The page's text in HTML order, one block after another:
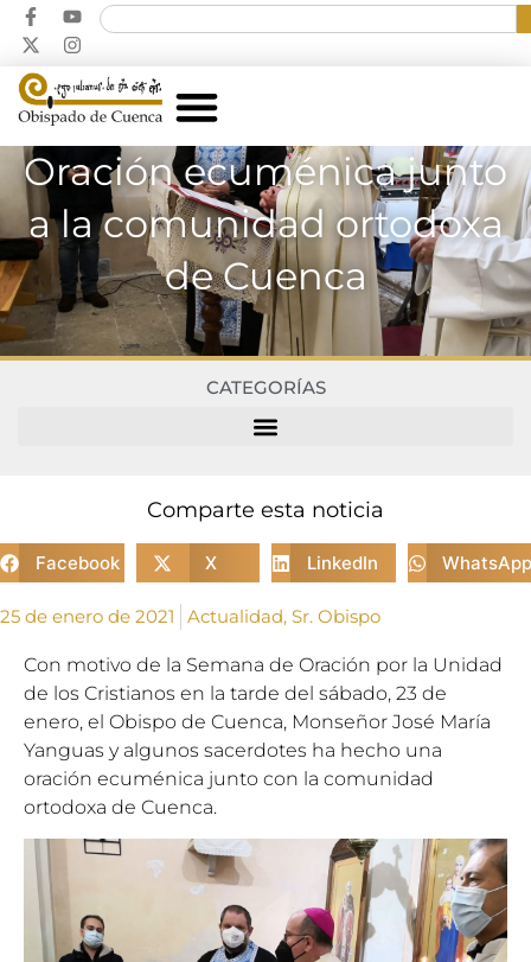
Oración ecuménica junto
a la comunidad ortodoxa
de Cuenca
CATEGORÍAS
Comparte esta noticia
Facebook X LinkedIn WhatsApp
25 de enero de 2021 Actualidad, Sr. Obispo
Con motivo de la Semana de Oración por la Unidad
de los Cristianos en la tarde del sábado, 23 de
enero, el Obispo de Cuenca, Monseñor José María
Yanguas y algunos sacerdotes ha hecho una
oración ecuménica junto con la comunidad
ortodoxa de Cuenca.